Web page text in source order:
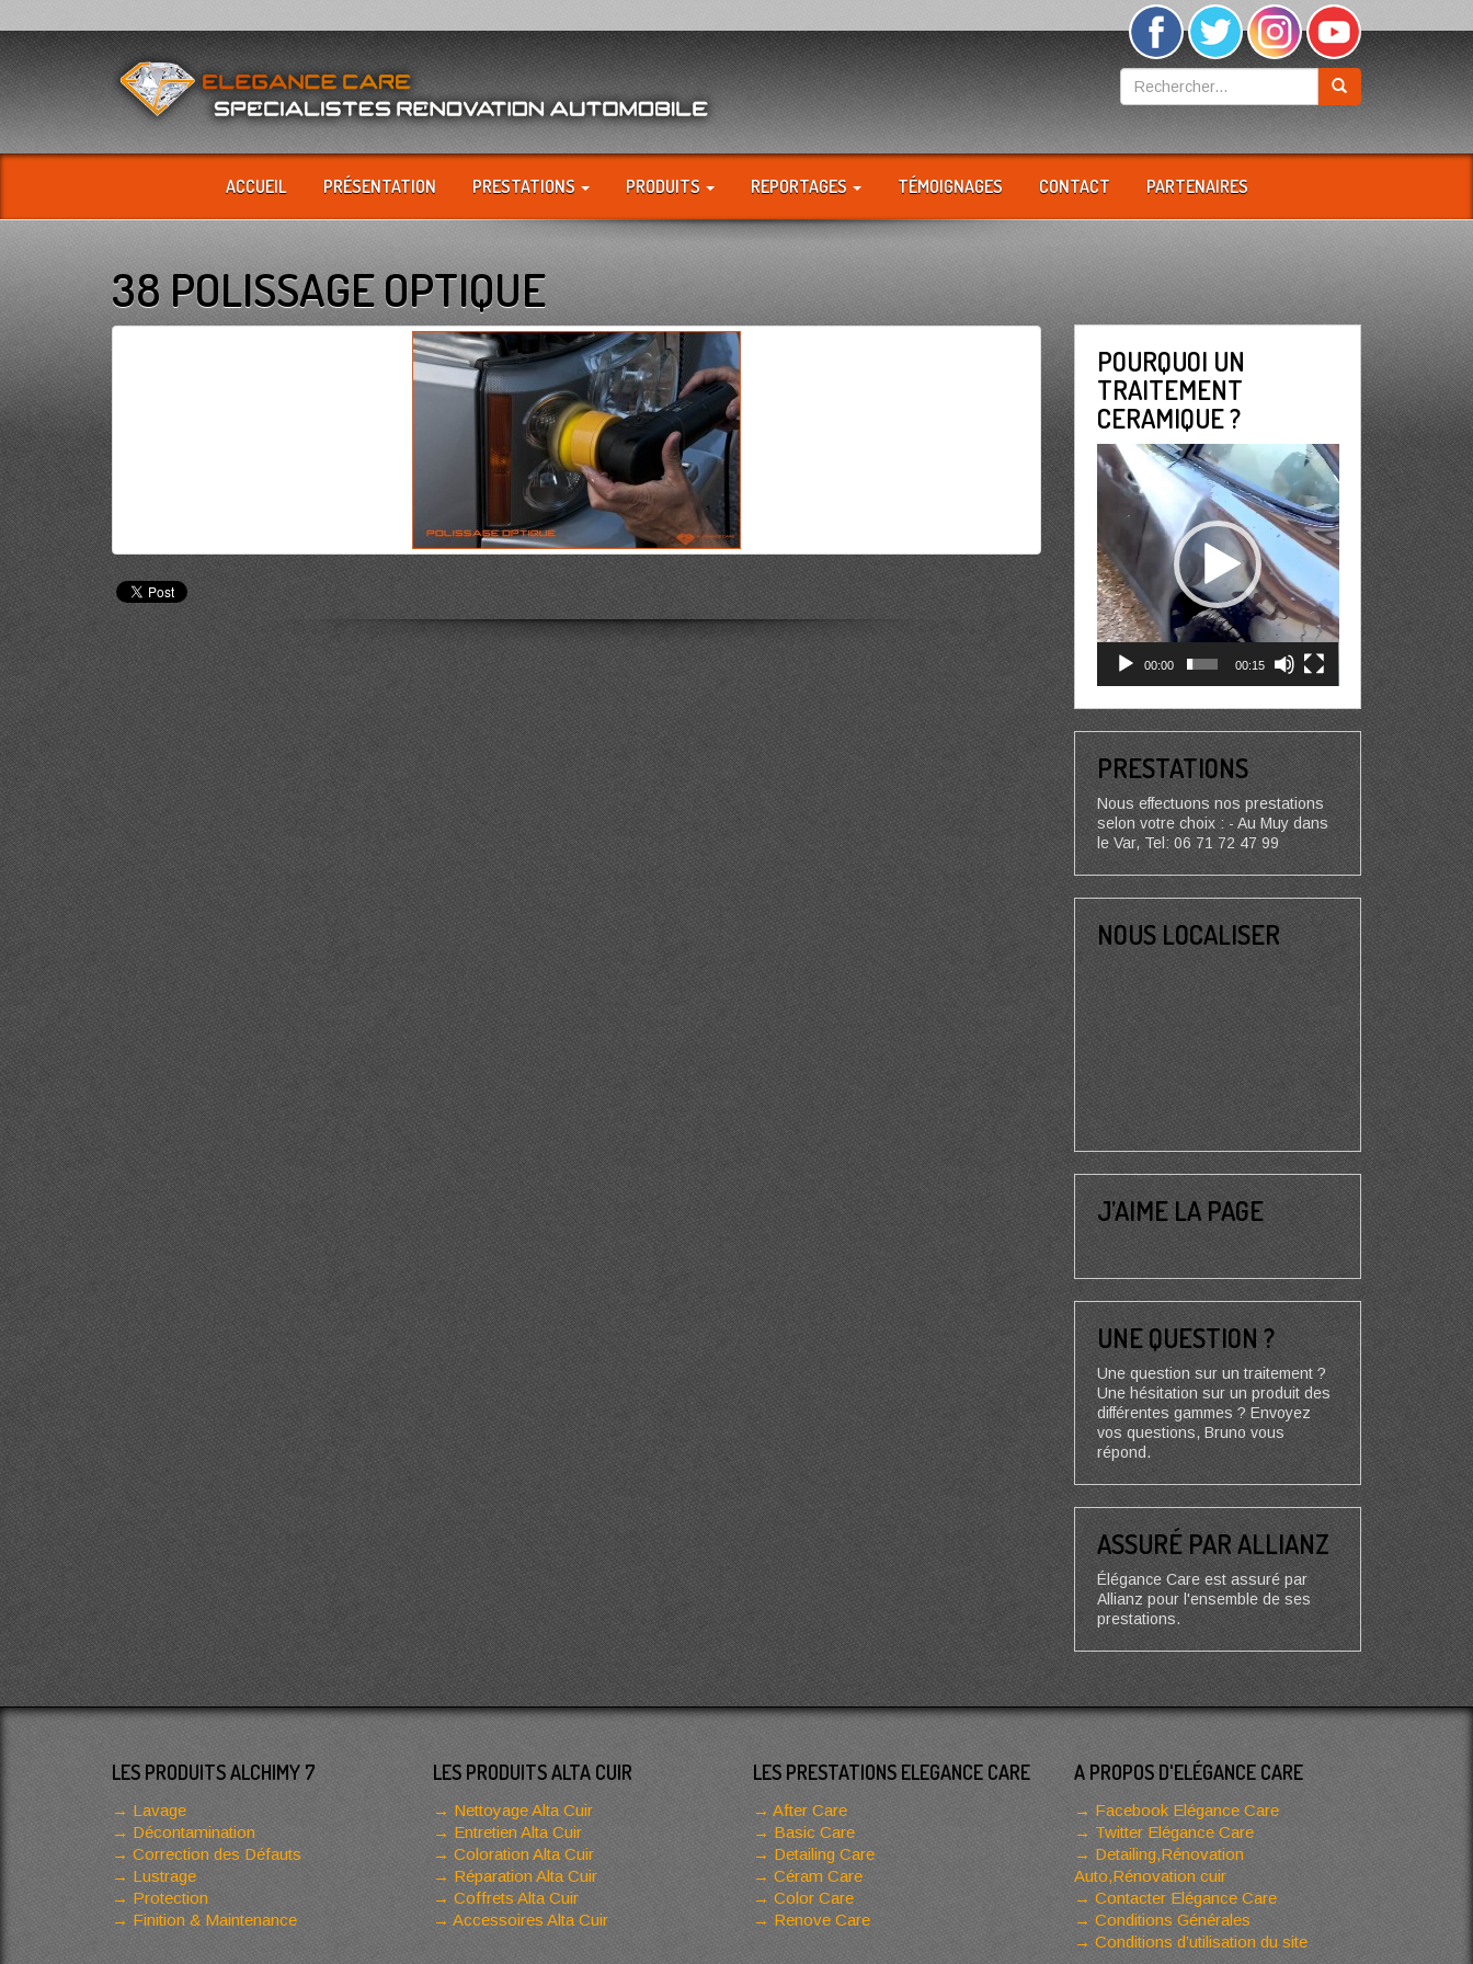
ACCUEIL PRÉSENTATION PRESTATIONS PRODUITS REPORTAGES TÉMOIGNAGES CONTACT PARTENAIRES
38 POLISSAGE OPTIQUE
POURQUOI UN
TRAITEMENT
CERAMIQUE ?
Lecteur
vidéo
00:00 00:15
PRESTATIONS
Nous effectuons nos prestations
selon votre choix : - Au Muy dans
le Var, Tel: 06 71 72 47 99
NOUS LOCALISER
J’AIME LA PAGE
UNE QUESTION ?
Une question sur un traitement ?
Une hésitation sur un produit des
différentes gammes ? Envoyez
vos questions, Bruno vous
répond.
ASSURÉ PAR ALLIANZ
Élégance Care est assuré par
Allianz pour l'ensemble de ses
prestations.
LES PRODUITS ALCHIMY 7
Lavage
Décontamination
Correction des Défauts
Lustrage
Protection
Finition & Maintenance
LES PRODUITS ALTA CUIR
Nettoyage Alta Cuir
Entretien Alta Cuir
Coloration Alta Cuir
Réparation Alta Cuir
Coffrets Alta Cuir
Accessoires Alta Cuir
LES PRESTATIONS ELEGANCE CARE
After Care
Basic Care
Detailing Care
Céram Care
Color Care
Renove Care
A PROPOS D'ELÉGANCE CARE
Facebook Elégance Care
Twitter Elégance Care
Detailing,Rénovation
Auto,Rénovation cuir
Contacter Elégance Care
Conditions Générales
Conditions d’utilisation du site